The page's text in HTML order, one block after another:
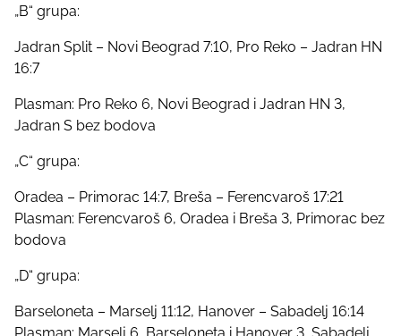
„B“ grupa:
Jadran Split – Novi Beograd 7:10, Pro Reko – Jadran HN
16:7
Plasman: Pro Reko 6, Novi Beograd i Jadran HN 3,
Jadran S bez bodova
„C“ grupa:
Oradea – Primorac 14:7, Breša – Ferencvaroš 17:21
Plasman: Ferencvaroš 6, Oradea i Breša 3, Primorac bez
bodova
„D“ grupa:
Barseloneta – Marselj 11:12, Hanover – Sabadelj 16:14